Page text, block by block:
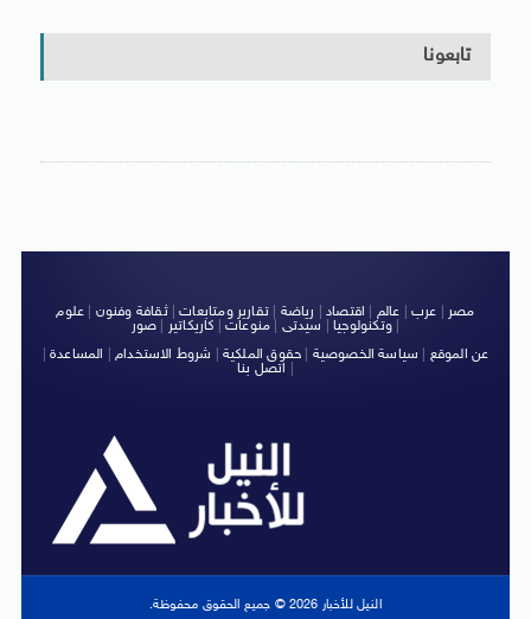
تابعونا
مصر عرب عالم اقتصاد رياضة |تقارير ومتابعات|ثقافة وفنون
علوم
وتكنولوجيا| سيدتى منوعات كاريكاتير صور
|
عن الموقع
سياسة الخصوصية حقوق الملكية شروط الاستخدام| المساعدة|
اتصل بنا
النيل للأخبار 2026 © جميع الحقوق محفوظة.